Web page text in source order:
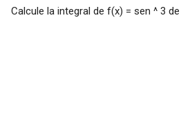
Calcule la integral de f(x) = sen ^ 3